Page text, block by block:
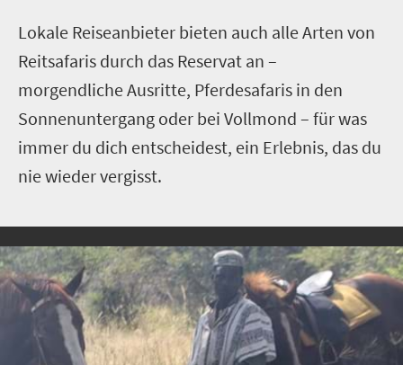
Lokale Reiseanbieter bieten auch alle Arten von
Reitsafaris durch das Reservat an –
morgendliche Ausritte, Pferdesafaris in den
Sonnenuntergang oder bei Vollmond – für was
immer du dich entscheidest, ein Erlebnis, das du
nie wieder vergisst.